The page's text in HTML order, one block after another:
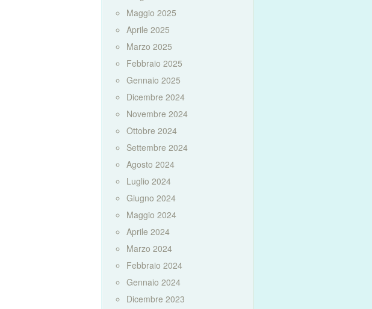
Maggio 2025
Aprile 2025
Marzo 2025
Febbraio 2025
Gennaio 2025
Dicembre 2024
Novembre 2024
Ottobre 2024
Settembre 2024
Agosto 2024
Luglio 2024
Giugno 2024
Maggio 2024
Aprile 2024
Marzo 2024
Febbraio 2024
Gennaio 2024
Dicembre 2023